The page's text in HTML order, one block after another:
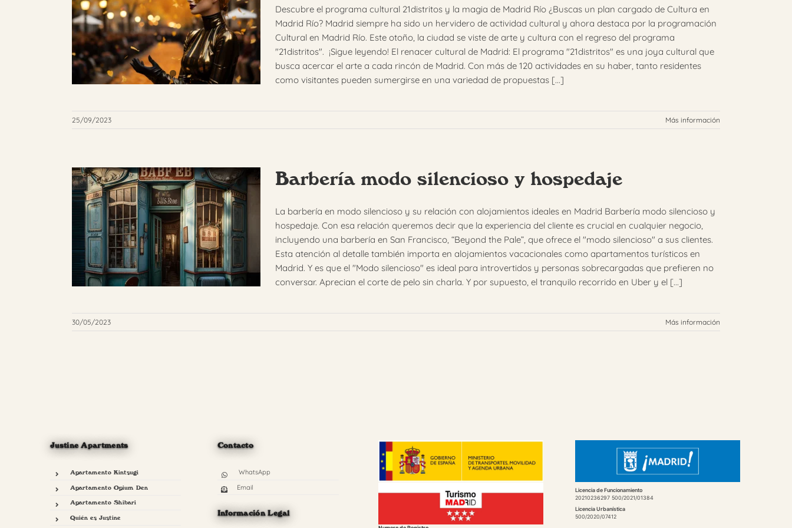
Descubre el programa cultural 21distritos y la magia de Madrid Río ¿Buscas un plan cargado de Cultura en
Madrid Río? Madrid siempre ha sido un hervidero de actividad cultural y ahora destaca por la programación
Cultural en Madrid Río. Este otoño, la ciudad se viste de arte y cultura con el regreso del programa
"21distritos". ¡Sigue leyendo! El renacer cultural de Madrid: El programa "21distritos" es una joya cultural que
busca acercar el arte a cada rincón de Madrid. Con más de 120 actividades en su haber, tanto residentes
como visitantes pueden sumergirse en una variedad de propuestas [...]
25/09/2023 Más información
Barbería modo silencioso y hospedaje
La barbería en modo silencioso y su relación con alojamientos ideales en Madrid Barbería modo silencioso y
hospedaje. Con esa relación queremos decir que la experiencia del cliente es crucial en cualquier negocio,
incluyendo una barbería en San Francisco, “Beyond the Pale”, que ofrece el "modo silencioso" a sus clientes.
Esta atención al detalle también importa en alojamientos vacacionales como apartamentos turísticos en
Madrid. Y es que el "Modo silencioso" es ideal para introvertidos y personas sobrecargadas que prefieren no
conversar. Aprecian el corte de pelo sin charla. Y por supuesto, el tranquilo recorrido en Uber y el [...]
30/05/2023 Más información
Justine Apartments
Apartamento Kintsugi
Apartamento Opium Den
Apartamento Shibari
Quién es Justine
Contacto
WhatsApp
Email
Información Legal
Licencia de Funcionamiento
20210236297 500/2021/01384
Licencia Urbanística
500/2020/07412